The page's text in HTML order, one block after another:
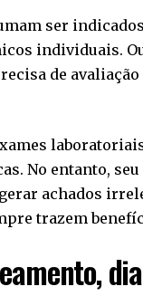
ser
individuais.
de avaliação
No entanto,
achados
trazem